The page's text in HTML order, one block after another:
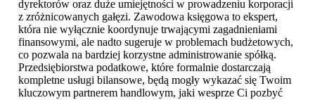
dyrektorów oraz duże umiejętności w prowadzeniu korporacji
z zróżnicowanych gałęzi. Zawodowa księgowa to ekspert,
która nie wyłącznie koordynuje trwającymi zagadnieniami
finansowymi, ale nadto sugeruje w problemach budżetowych,
co pozwala na bardziej korzystne administrowanie spółką.
Przedsiębiorstwa podatkowe, które formalnie dostarczają
kompletne usługi bilansowe, będą mogły wykazać się Twoim
kluczowym partnerem handlowym, jaki wesprze Ci pozbyć